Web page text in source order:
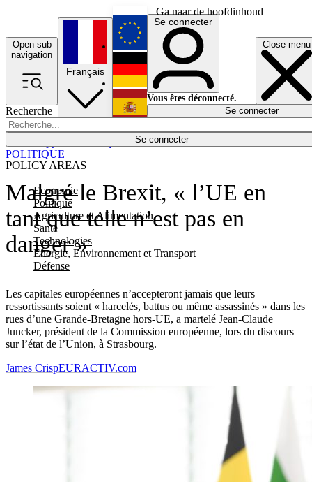
Ga naar de hoofdinhoud
Open sub
navigation
Close menu
Recherche
Se connecter
POLICY AREAS
Economie
Politique
Agriculture et Alimentation
Santé
Technologies
Energie, Environnement et Transport
Défense
Économie
Français
English
Deutsch
Español
Se connecter
Vous êtes déconnecté.
Se connecter
Malgré le Brexit, « l’UE en
tant que telle n’est pas en
danger »
Les capitales européennes n’accepteront jamais que leurs
ressortissants soient « harcelés, battus ou même assassinés » dans les
rues d’une Grande-Bretagne hors-UE, a martelé Jean-Claude
Juncker, président de la Commission européenne, lors du discours
sur l’état de l’Union, à Strasbourg.
POLITIQUE
James CrispEURACTIV.com